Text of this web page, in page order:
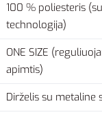
100 % poliesteris
technologija)
ONE SIZE
apimtis)
Dirželis su metaline